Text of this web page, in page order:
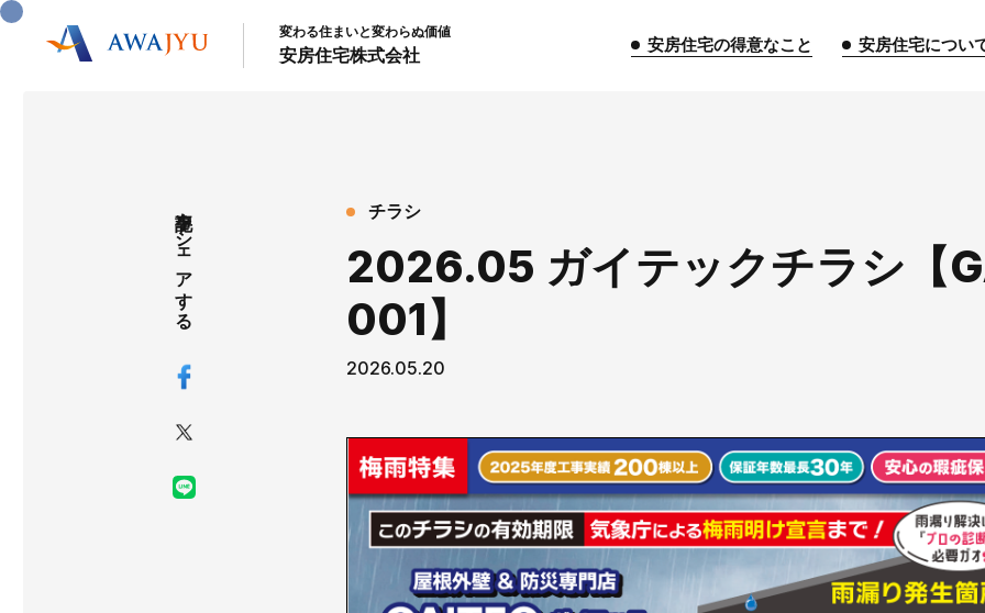
安房住宅の得意なこと
社長挨拶 企業情報 沿革
お知らせ
社長ブログ イベント
お知らせ
安房住まいる
大型工事施工事例
変わる住まいと変わらぬ価値
安房住宅株式会社 安房住宅の得意なこと 安房住宅につい
記事をシェアする チラシ
2026.05 ガイテックチラシ【
001】
2026.05.20